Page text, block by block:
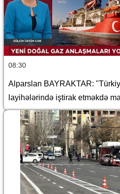
08:30
Alparslan BAYRAKTAR:
layihələrində iştirak etməkdə